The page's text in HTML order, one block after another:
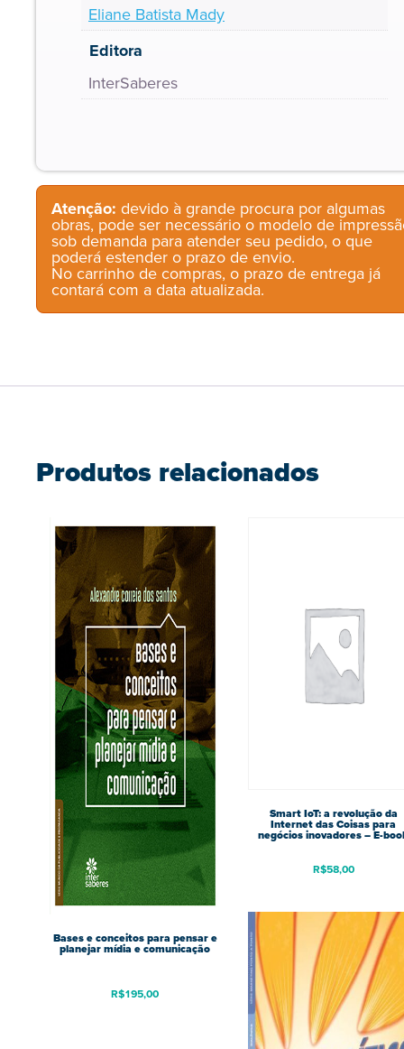
Eliane Batista Mady
Editora
InterSaberes
Atenção: devido à grande procura por algumas
obras, pode ser necessário o modelo de
sob demanda para atender seu pedido, o que
poderá estender o prazo de envio.
No carrinho de compras, o prazo de entrega já
contará com a data atualizada.
Produtos relacionados
Bases e conceitos para pensar e
planejar mídia e comunicação
R$195,00
Smart IoT: a revolução da
Internet das Coisas para
negócios inovadores – E-
R$58,00